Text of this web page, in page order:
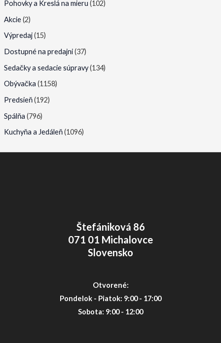
e
n
a
Pohovky a Kreslá na mieru (102)
Akcie(2)
Výpredaj(15)
Dostupné na predajni(37)
Sedačky a sedacie súpravy(134)
Obývačka (1158)
Predsieň(192)
Spálňa (796)
Kuchyňa a Jedáleň(1096)
Štefániková 86
071 01 Michalovce
Slovensko
Otvorené:
Pondelok - Piatok: 9:00 - 17:00
Sobota: 9:00 - 12:00